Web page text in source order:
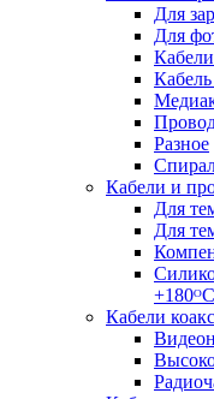
Для
Для
Разное
Кабели и
Для
Для
+180ᴼС
Кабели